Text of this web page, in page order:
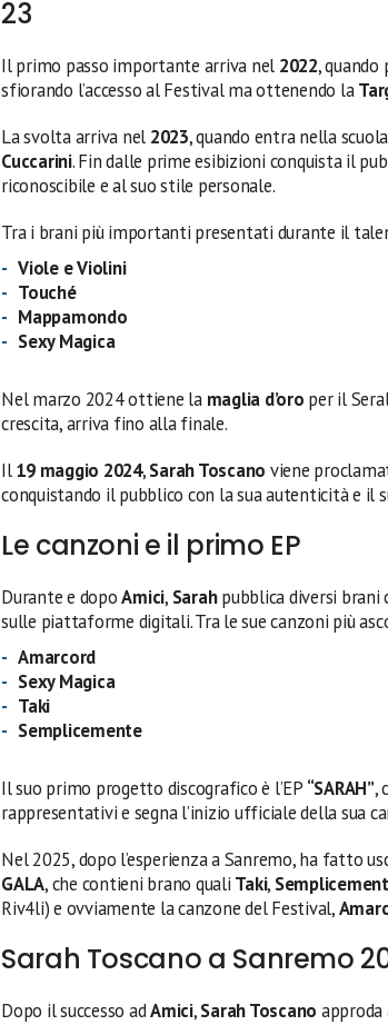
23
Il primo passo importante arriva nel 2022,
sfiorando l’accesso al Festival ma ottenendo la
La svolta arriva nel 2023, quando entra nella
Cuccarini. Fin dalle prime esibizioni conquista il
riconoscibile e al suo stile personale.
Tra i brani più importanti presentati durante il
Viole e Violini
Touché
Mappamondo
Sexy Magica
Nel marzo 2024 ottiene la maglia d’oro per il
crescita, arriva fino alla finale.
Il19 maggio 2024,Sarah Toscano viene
conquistando il pubblico con la sua autenticità e il
Le canzoni e il primo EP
Durante e dopoAmici, Sarahpubblica diversi brani
sulle piattaforme digitali. Tra le sue canzoni più
Amarcord
Sexy Magica
Taki
Semplicemente
Il suo primo progetto discografico è l’EP “SARAH”,
rappresentativi e segna l’inizio ufficiale della sua
Nel 2025, dopo l’esperienza a Sanremo, ha fatto
GALA, che contieni brano quali Taki,
Riv4li) e ovviamente la canzone del Festival,
Sarah Toscano a Sanremo
Dopo il successo adAmici,Sarah Toscano approda